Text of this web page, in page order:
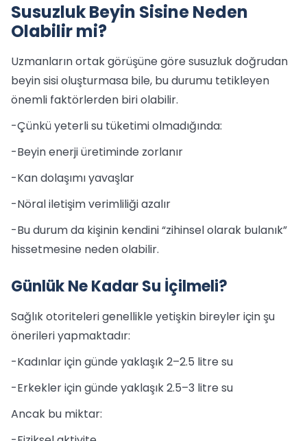
Susuzluk Beyin Sisine Neden
Olabilir mi?
Uzmanların ortak görüşüne göre susuzluk doğrudan
beyin sisi oluşturmasa bile, bu durumu tetikleyen
önemli faktörlerden biri olabilir.
-Çünkü yeterli su tüketimi olmadığında:
-Beyin enerji üretiminde zorlanır
-Kan dolaşımı yavaşlar
-Nöral iletişim verimliliği azalır
-Bu durum da kişinin kendini “zihinsel olarak bulanık”
hissetmesine neden olabilir.
Günlük Ne Kadar Su İçilmeli?
Sağlık otoriteleri genellikle yetişkin bireyler için şu
önerileri yapmaktadır:
-Kadınlar için günde yaklaşık 2–2.5 litre su
-Erkekler için günde yaklaşık 2.5–3 litre su
Ancak bu miktar: